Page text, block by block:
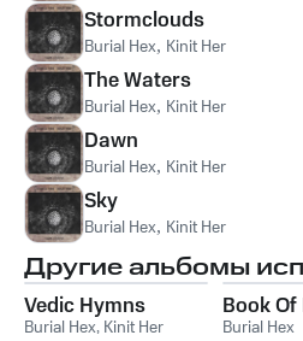
Stormclouds
Burial Hex, Kinit Her
The Waters
Burial Hex, Kinit Her
Dawn
Burial Hex, Kinit Her
Sky
Burial Hex, Kinit Her
Другие альбомы
Vedic Hymns
Burial Hex, Kinit Her
Book
Burial Hex